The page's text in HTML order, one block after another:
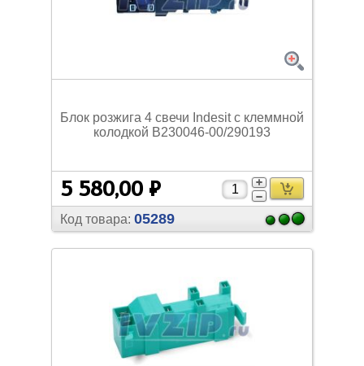
Блок розжига 4 свечи Indesit с клеммной
колодкой B230046-00/290193
5 580,00 ₽
Код товара: 05289